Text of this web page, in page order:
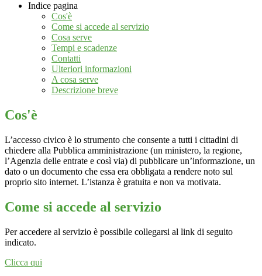
Indice pagina
Cos'è
Come si accede al servizio
Cosa serve
Tempi e scadenze
Contatti
Ulteriori informazioni
A cosa serve
Descrizione breve
Cos'è
L’accesso civico è lo strumento che consente a tutti i cittadini di
chiedere alla Pubblica amministrazione (un ministero, la regione,
l’Agenzia delle entrate e così via) di pubblicare un’informazione, un
dato o un documento che essa era obbligata a rendere noto sul
proprio sito internet. L’istanza è gratuita e non va motivata.
Come si accede al servizio
Per accedere al servizio è possibile collegarsi al link di seguito
indicato.
Clicca qui